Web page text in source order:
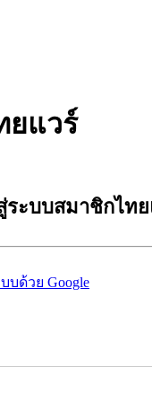
ยแวร์
ระบบสมาชิกไท
บด้วย Google